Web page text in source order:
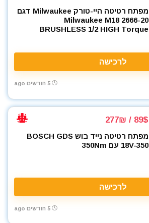
מפתח רטיטה היי-טורק Milwaukee דגם
2666-20 Milwaukee M18
BRUSHLESS 1/2 HIGH Torque
לרכישה
5 חודשים ago
89$ / 277₪
מפתח רטיטה נייד בוש BOSCH GDS
18V-350 עם 350Nm
לרכישה
5 חודשים ago